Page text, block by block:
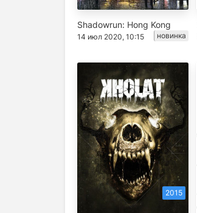
Shadowrun: Hong Kong
14 июл 2020, 10:15 новинка
2015